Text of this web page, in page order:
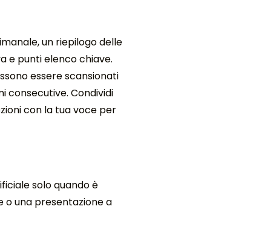
un riepilogo delle
e punti elenco chiave.
essere scansionati
consecutive. Condividi
con la tua voce per
solo quando è
o una presentazione a